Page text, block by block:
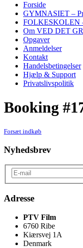
Forside
GYMNASIET –
FOLKESKOLEN
Om VED DET
Opgaver
Anmeldelser
Kontakt
Handelsbetingelser
Hjælp & Support
Privatslivspolitik
Booking
Forsæt indkøb
Nyhedsbrev
Adresse
PTV Film
6760 Ribe
Kiærsvej 1A
Denmark